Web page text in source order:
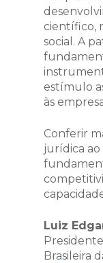
científico,
social. A
estímulo
às
Conferir
jurídica ao
Luiz
Brasileira